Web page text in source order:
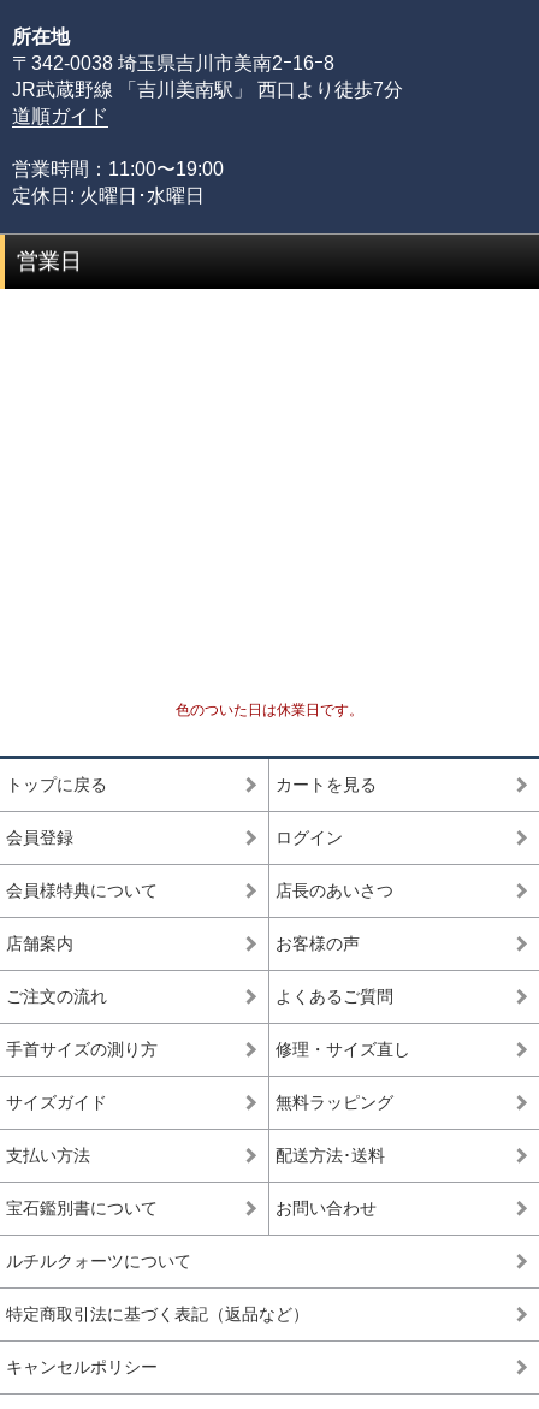
めには、それぞれの石の一番下から一番上までの全ての品
質を網羅する必要があるからです。
限られた品質の知識のみでは、正確な品質評価をすること
が出来ません。
る加工工場に足を運び、積み重ねてきた品質知識があるか
らこそ可能にできた、当店のみができる品質管理の基準で
す。
国内でトップクオリティ *1として販売されているライ
一般的に天然石市場に流通しており、国内・国外問
きるブレスレット
入門モデル
ルチルクォーツが初めての方や、低価格でも品質の
良いルチルクォーツを楽しみたい方にお勧めの入門
ブレスレット
※上記の階級は、主に産出量の最も多いゴールドルチルクォーツを対象に適
きましては、品質データが充分に収集できていないこともあり、ゴールドル
チルクォーツと同じ基準値で品質を測ることが難しく、高品質以上の品質階
級を基本的に定めておりません。
高級、最高品質、高品質の中の最上位(ハイエンド)を総称して使われます。
所在地
〒342-0038 埼玉県吉川市美南2ｰ16ｰ8
JR武蔵野線 「吉川美南駅」 西口より徒歩7分
道順ガイド
営業時間：11:00〜19:00
定休日: 火曜日･水曜日
営業日
色のついた日は休業日です。
トップに戻る カートを見る
会員登録 ログイン
会員様特典について 店長のあいさつ
店舗案内 お客様の声
ご注文の流れ よくあるご質問
手首サイズの測り方 修理・サイズ直し
サイズガイド 無料ラッピング
支払い方法 配送方法･送料
宝石鑑別書について お問い合わせ
ルチルクォーツについて
特定商取引法に基づく表記（返品など）
キャンセルポリシー